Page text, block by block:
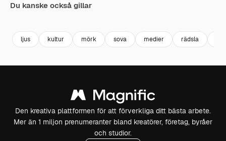
Du kanske också gillar
ljus kultur mörk sova medier rädsla
Den kreativa plattformen för att förverkliga ditt bästa arbete.
Mer än 1 miljon prenumeranter bland kreatörer, företag, byråer
och studior.